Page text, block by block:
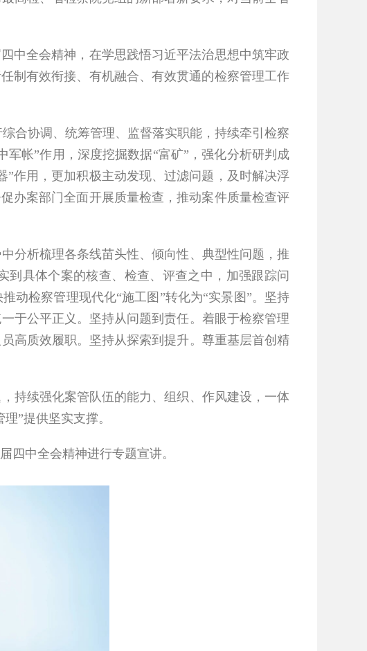
中全会精神，在学思践悟习近平法治思想中筑牢政
制有效衔接、有机融合、有效贯通的检察管理工作
合协调、统筹管理、监督落实职能，持续牵引检察
军帐”作用，深度挖掘数据“富矿” ，强化分析研判成
”作用，更加积极主动发现、过滤问题，及时解决浮
办案部门全面开展质量检查，推动案件质量检查评
析梳理各条线苗头性、倾向性、典型性问题，推
到具体个案的核查、检查、评查之中，加强跟踪问
动检察管理现代化“施工图 ”转化为“实景图 ”。坚持
于公平正义。坚持从问题到责任。着眼于检察管理
高质效履职。坚持从探索到提升。尊重基层首创精
续强化案管队伍的能力、组织、作风建设，一体
理”提供坚实支撑。
中全会精神进行专题宣讲。